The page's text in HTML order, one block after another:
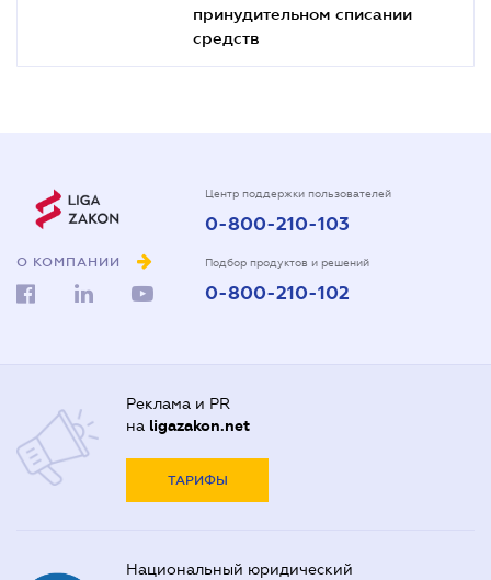
принудительном списании
средств
О КОМПАНИИ
Центр поддержки пользователей
0-800-210-103
Подбор продуктов и решений
0-800-210-102
Реклама и PR
на ligazakon.net
ТАРИФЫ
Национальный юридический